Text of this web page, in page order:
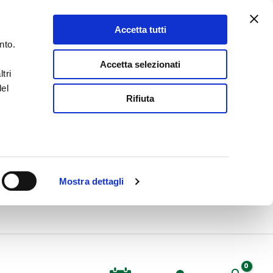
Mostra dettagli
Accetta tutti
Accetta selezionati
Rifiuta